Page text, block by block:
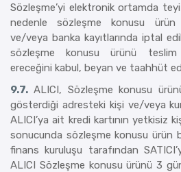
Sözleşme’yi elektronik ortamda
nedenle sözleşme konusu ürün
ve/veya banka kayıtlarında iptal
sözleşme konusu ürünü teslim
ereceğini kabul, beyan ve taahhüt
9.7. ALICI, Sözleşme konusu
gösterdiği adresteki kişi ve/veya
ALICI’ya ait kredi kartının yetkisiz
sonucunda sözleşme konusu ürün
finans kuruluşu tarafından
ALICI Sözleşme konusu ürünü 3